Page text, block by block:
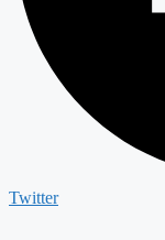
Twitter